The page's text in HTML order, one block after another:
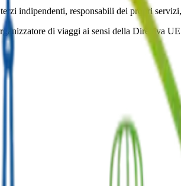
indipendenti, responsabili dei propri
di viaggi ai sensi della Direttiva